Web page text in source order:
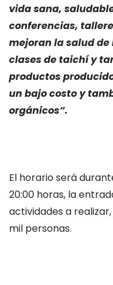
vida sana,
conferencias,
mejoran la salud de
clases de taichí y
productos
un bajo costo y
orgánicos”.
El horario será
20:00 horas, la
actividades a
mil personas.